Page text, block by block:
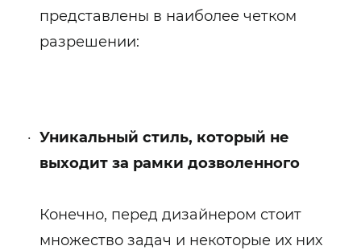
представлены в наиболее четком
разрешении:
Уникальный стиль, который не
выходит за рамки дозволенного
Конечно, перед дизайнером стоит
множество задач и некоторые их них